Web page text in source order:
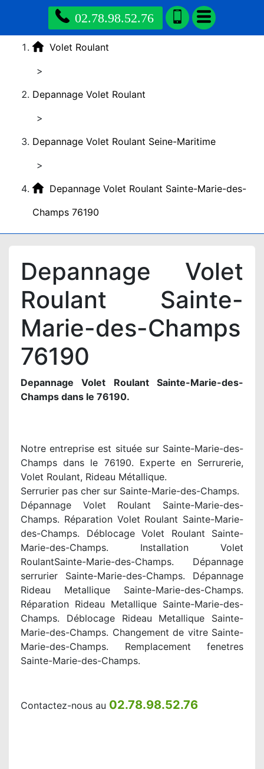
02.78.98.52.76
Volet Roulant
>
Depannage Volet Roulant
>
Depannage Volet Roulant Seine-Maritime
>
Depannage Volet Roulant Sainte-Marie-des-
Champs 76190
Depannage Volet
Roulant Sainte-
Marie-des-Champs
76190
Depannage Volet Roulant Sainte-Marie-des-
Champs dans le 76190.
Notre entreprise est située sur Sainte-Marie-des-
Champs dans le 76190. Experte en Serrurerie,
Volet Roulant, Rideau Métallique.
Serrurier pas cher sur Sainte-Marie-des-Champs.
Dépannage Volet Roulant Sainte-Marie-des-
Champs. Réparation Volet Roulant Sainte-Marie-
des-Champs. Déblocage Volet Roulant Sainte-
Marie-des-Champs. Installation Volet
RoulantSainte-Marie-des-Champs. Dépannage
serrurier Sainte-Marie-des-Champs. Dépannage
Rideau Metallique Sainte-Marie-des-Champs.
Réparation Rideau Metallique Sainte-Marie-des-
Champs. Déblocage Rideau Metallique Sainte-
Marie-des-Champs. Changement de vitre Sainte-
Marie-des-Champs. Remplacement fenetres
Sainte-Marie-des-Champs.
Contactez-nous au 02.78.98.52.76